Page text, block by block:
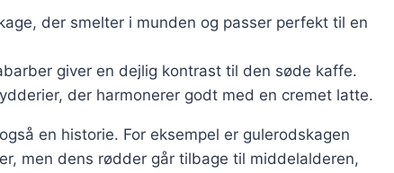
der smelter i munden og passer perfekt til en
giver en dejlig kontrast til den søde kaffe.
der harmonerer godt med en cremet latte.
en historie. For eksempel er gulerodskagen
men dens rødder går tilbage til middelalderen,